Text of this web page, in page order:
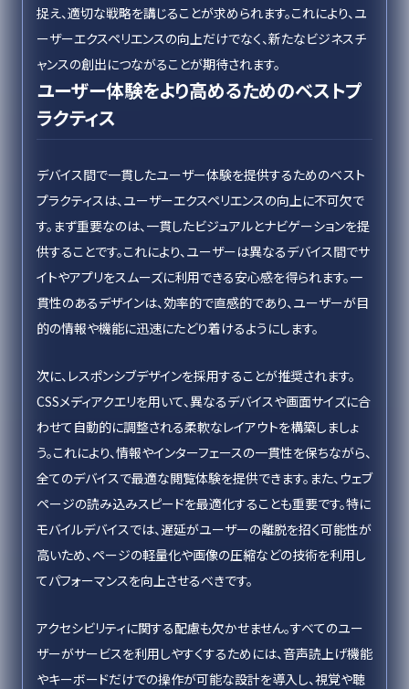
捉え、適切な戦略を講じることが求められます。これにより、ユ
ーザーエクスペリエンスの向上だけでなく、新たなビジネスチ
ャンスの創出につながることが期待されます。
ユーザー体験をより高めるためのベストプ
ラクティス
デバイス間で一貫したユーザー体験を提供するためのベスト
プラクティスは、ユーザーエクスペリエンスの向上に不可欠で
す。まず重要なのは、一貫したビジュアルとナビゲーションを提
供することです。これにより、ユーザーは異なるデバイス間でサ
イトやアプリをスムーズに利用できる安心感を得られます。一
貫性のあるデザインは、効率的で直感的であり、ユーザーが目
的の情報や機能に迅速にたどり着けるようにします。
次に、レスポンシブデザインを採用することが推奨されます。
CSSメディアクエリを用いて、異なるデバイスや画面サイズに合
わせて自動的に調整される柔軟なレイアウトを構築しましょ
う。これにより、情報やインターフェースの一貫性を保ちながら、
全てのデバイスで最適な閲覧体験を提供できます。また、ウェブ
ページの読み込みスピードを最適化することも重要です。特に
モバイルデバイスでは、遅延がユーザーの離脱を招く可能性が
高いため、ページの軽量化や画像の圧縮などの技術を利用し
てパフォーマンスを向上させるべきです。
アクセシビリティに関する配慮も欠かせません。すべてのユー
ザーがサービスを利用しやすくするためには、音声読上げ機能
やキーボードだけでの操作が可能な設計を導入し、視覚や聴